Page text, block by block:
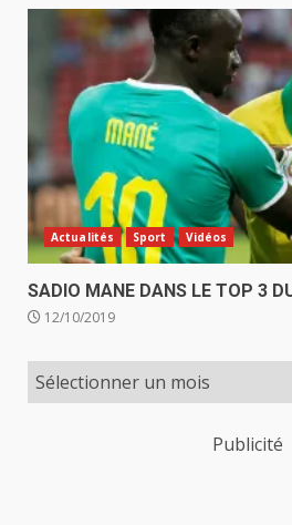
Actualités Sport Vidéos
SADIO MANE DANS LE TOP 3
12/10/2019
Publicité